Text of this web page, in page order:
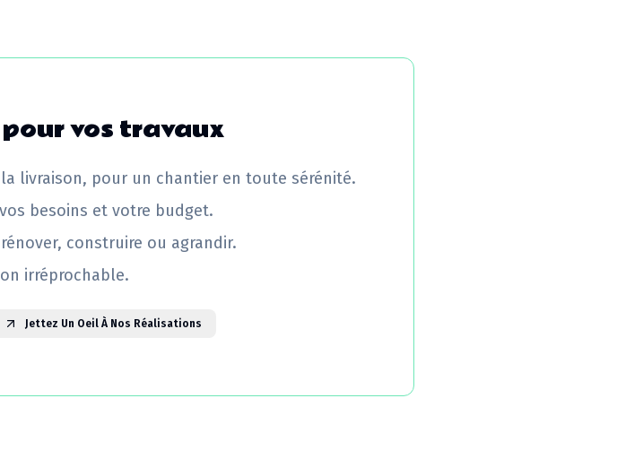
vos travaux
livraison, pour un chantier en toute sérénité.
besoins et votre budget.
construire ou agrandir.
irréprochable.
Jettez Un Oeil À Nos Réalisations